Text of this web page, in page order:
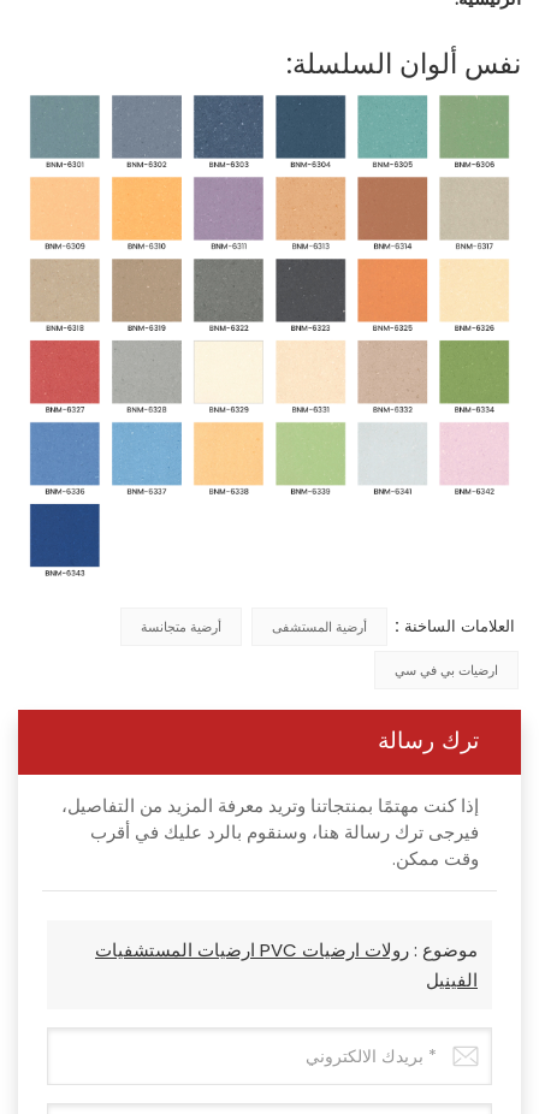
نفس ألوان السلسلة:
العلامات الساخنة : أرضية المستشفى أرضية متجانسة
ارضيات بي في سي
ترك رسالة
إذا كنت مهتمًا بمنتجاتنا وتريد معرفة المزيد من التفاصيل،
فيرجى ترك رسالة هنا، وسنقوم بالرد عليك في أقرب
وقت ممكن.
موضوع :
رولات ارضيات PVC ارضيات المستشفيات
الفينيل